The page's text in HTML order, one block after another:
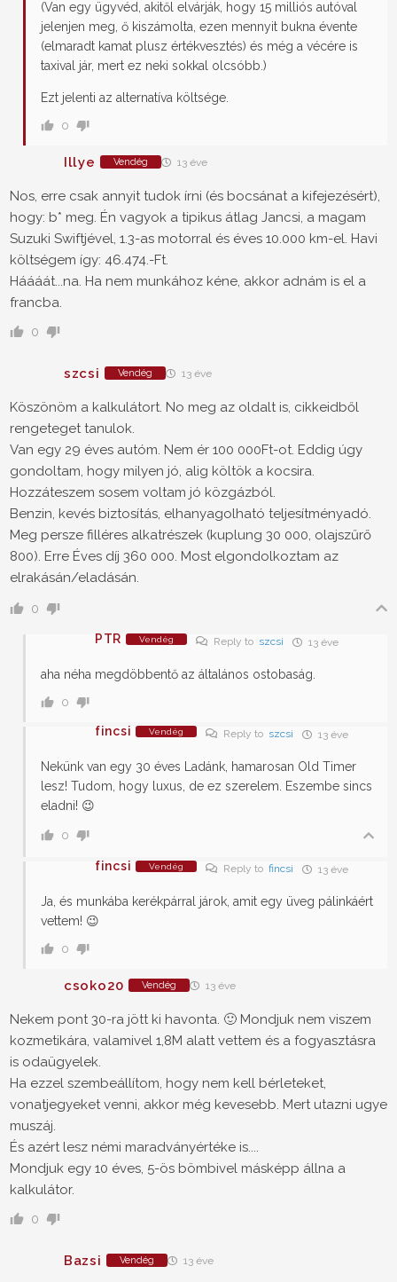
(Van egy ügyvéd, akitől elvárják, hogy 15 milliós autóval
jelenjen meg, ő kiszámolta, ezen mennyit bukna évente
(elmaradt kamat plusz értékvesztés) és még a vécére is
taxival jár, mert ez neki sokkal olcsóbb.)
Ezt jelenti az alternatíva költsége.
0
Illye Vendég 13 éve
Nos, erre csak annyit tudok írni (és bocsánat a kifejezésért),
hogy: b* meg. Én vagyok a tipikus átlag Jancsi, a magam
Suzuki Swiftjével, 1.3-as motorral és éves 10.000 km-el. Havi
költségem így: 46.474.-Ft.
Háááát...na. Ha nem munkához kéne, akkor adnám is el a
francba.
0
szcsi Vendég 13 éve
Köszönöm a kalkulátort. No meg az oldalt is, cikkeidből
rengeteget tanulok.
Van egy 29 éves autóm. Nem ér 100 000Ft-ot. Eddig úgy
gondoltam, hogy milyen jó, alig költök a kocsira.
Hozzáteszem sosem voltam jó közgázból.
Benzin, kevés biztosítás, elhanyagolható teljesítményadó.
Meg persze filléres alkatrészek (kuplung 30 000, olajszűrő
800). Erre Éves díj 360 000. Most elgondolkoztam az
elrakásán/eladásán.
0
PTR Vendég Reply to szcsi 13 éve
aha néha megdöbbentő az általános ostobaság.
0
fincsi Vendég Reply to szcsi 13 éve
Nekünk van egy 30 éves Ladánk, hamarosan Old Timer
lesz! Tudom, hogy luxus, de ez szerelem. Eszembe sincs
eladni! 😉
0
fincsi Vendég Reply tofincsi 13 éve
Ja, és munkába kerékpárral járok, amit egy üveg pálinkáért
vettem! 😉
0
csoko20 Vendég 13 éve
Nekem pont 30-ra jött ki havonta. 🙂 Mondjuk nem viszem
kozmetikára, valamivel 1,8M alatt vettem és a fogyasztásra
is odaügyelek.
Ha ezzel szembeállítom, hogy nem kell bérleteket,
vonatjegyeket venni, akkor még kevesebb. Mert utazni ugye
muszáj.
És azért lesz némi maradványértéke is....
Mondjuk egy 10 éves, 5-ös bömbivel másképp állna a
kalkulátor.
0
Bazsi Vendég 13 éve